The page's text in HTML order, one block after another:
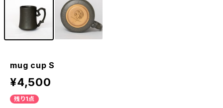
mug cup S
¥4,500
残り1点